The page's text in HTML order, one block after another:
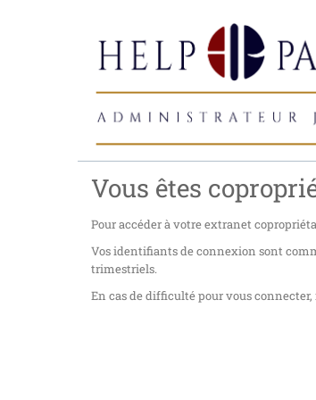
Vous êtes
Pour accéder à votre extranet
Vos identifiants de connexion sont
trimestriels.
En cas de difficulté pour vous connecter,